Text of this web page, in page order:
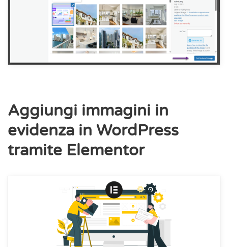
Aggiungi immagini in
evidenza in WordPress
tramite Elementor